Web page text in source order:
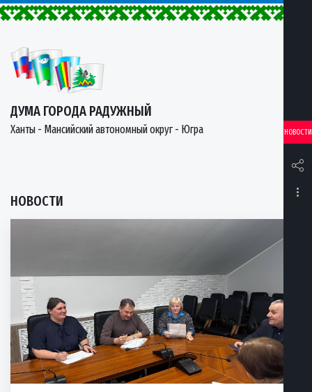
ДУМА ГОРОДА РАДУЖНЫЙ
Ханты - Мансийский автономный округ - Югра НОВОСТИ
НОВОСТИ